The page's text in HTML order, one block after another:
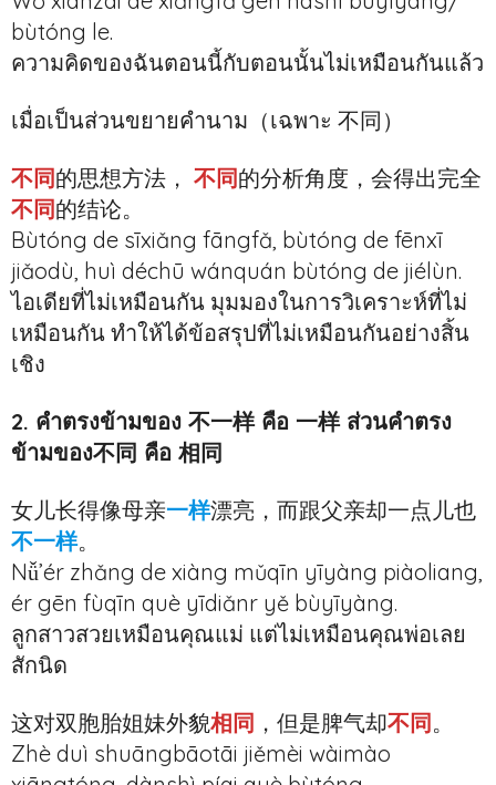
bùtóng le.
ความคิดของฉันตอนนี้กับตอนนั้นไม่เหมือนกันแล้ว
เมื่อเป็นส่วนขยายคำนาม（เฉพาะ 不同）
不同的思想方法， 不同的分析角度，会得出完全
不同的结论。
Bùtóng de sīxiǎng fāngfǎ, bùtóng de fēnxī
jiǎodù, huì déchū wánquán bùtóng de jiélùn.
ไอเดียที่ไม่เหมือนกัน มุมมองในการวิเคราะห์ที่ไม่
เหมือนกัน ทำให้ได้ข้อสรุปที่ไม่เหมือนกันอย่างสิ้น
เชิง
2. คำตรงข้ามของ 不一样 คือ 一样 ส่วนคำตรง
ข้ามของ不同 คือ 相同
女儿长得像母亲一样漂亮，而跟父亲却一点儿也
不一样。
Nǚ’ér zhǎng de xiàng mǔqīn yīyàng piàoliang,
ér gēn fùqīn què yīdiǎnr yě bùyīyàng.
ลูกสาวสวยเหมือนคุณแม่ แต่ไม่เหมือนคุณพ่อเลย
สักนิด
这对双胞胎姐妹外貌相同 ，但是脾气却不同 。
Zhè duì shuāngbāotāi jiěmèi wàimào